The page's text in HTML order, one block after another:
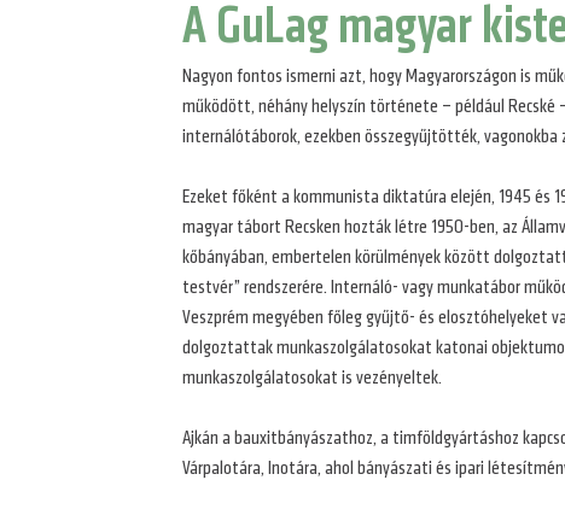
A GuLag magyar
Nagyon fontos ismerni azt, hogy Magyarországon is
működött, néhány helyszín története – például Recské
internálótáborok, ezekben összegyűjtötték,
Ezeket főként a kommunista diktatúra elején, 1945 és
magyar tábort Recsken hozták létre 1950-ben, az
kőbányában, embertelen körülmények között
testvér” rendszerére. Internáló- vagy munkatábor
Veszprém megyében főleg gyűjtő- és elosztóhelyeket
dolgoztattak munkaszolgálatosokat katonai
munkaszolgálatosokat is vezényeltek.
Ajkán a bauxitbányászathoz, a timföldgyártáshoz
Várpalotára, Inotára, ahol bányászati és ipari